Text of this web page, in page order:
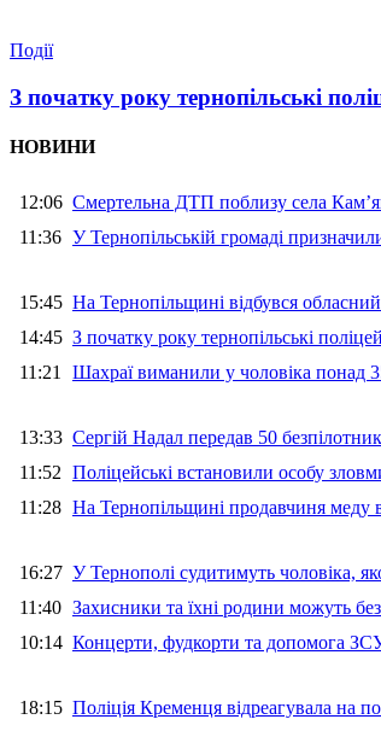
Події
З початку року тернопільські
НОВИНИ
12:06 Смертельна ДТП поблизу села
11:36 У Тернопільській громаді
15:45 На Тернопільщині відбувся
14:45 З початку року тернопільські
11:21 Шахраї виманили у чоловіка понад
13:33 Сергій Надал передав 50
11:52 Поліцейські встановили особу
11:28 На Тернопільщині продавчиня меду
16:27 У Тернополі судитимуть чоловіка,
11:40 Захисники та їхні родини можуть
10:14 Концерти, фудкорти та допомога
18:15 Поліція Кременця відреагувала на